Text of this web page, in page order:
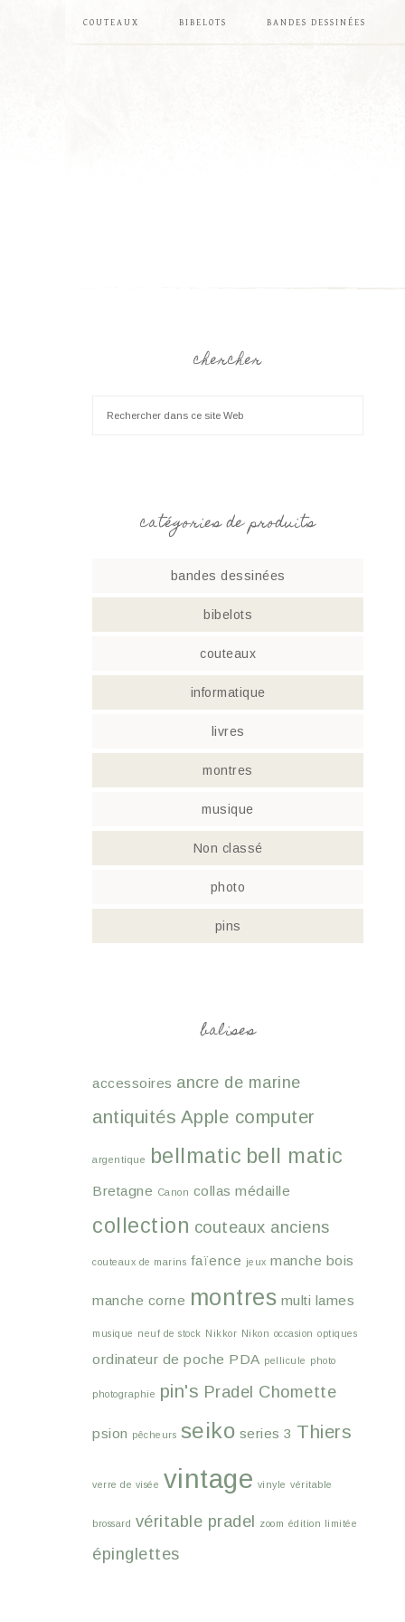
COUTEAUX BIBELOTS BANDES DESSINÉES
chercher
catégories de produits
bandes dessinées
bibelots
couteaux
informatique
livres
montres
musique
Non classé
photo
pins
balises
accessoires ancre de marine
antiquités Apple computer
argentique bellmatic bell matic
Bretagne Canon collas médaille
collection couteaux anciens
couteaux de marins faïence jeux manche bois
manche corne montres multi lames
musique neuf de stock Nikkor Nikon occasion optiques
ordinateur de poche PDA pellicule photo
photographie pin's Pradel Chomette
psion pêcheurs seiko series 3 Thiers
verre de visée vintage vinyle véritable
brossard véritable pradel zoom édition limitée
épinglettes